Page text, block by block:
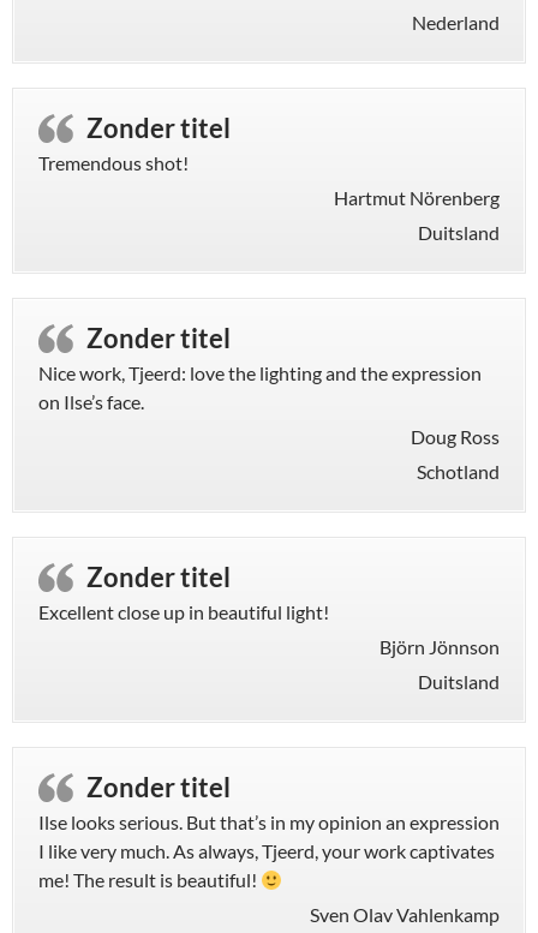
Nederland
Zonder titel
Tremendous shot!
Hartmut Nörenberg
Duitsland
Zonder titel
Nice work, Tjeerd: love the lighting and the expression
on Ilse’s face.
Doug Ross
Schotland
Zonder titel
Excellent close up in beautiful light!
Björn Jönnson
Duitsland
Zonder titel
Ilse looks serious. But that’s in my opinion an expression
I like very much. As always, Tjeerd, your work captivates
me! The result is beautiful!
Sven Olav Vahlenkamp